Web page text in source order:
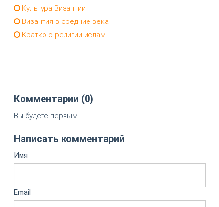
Культура Византии
Византия в средние века
Кратко о религии ислам
Комментарии (0)
Вы будете первым.
Написать комментарий
Имя
Email